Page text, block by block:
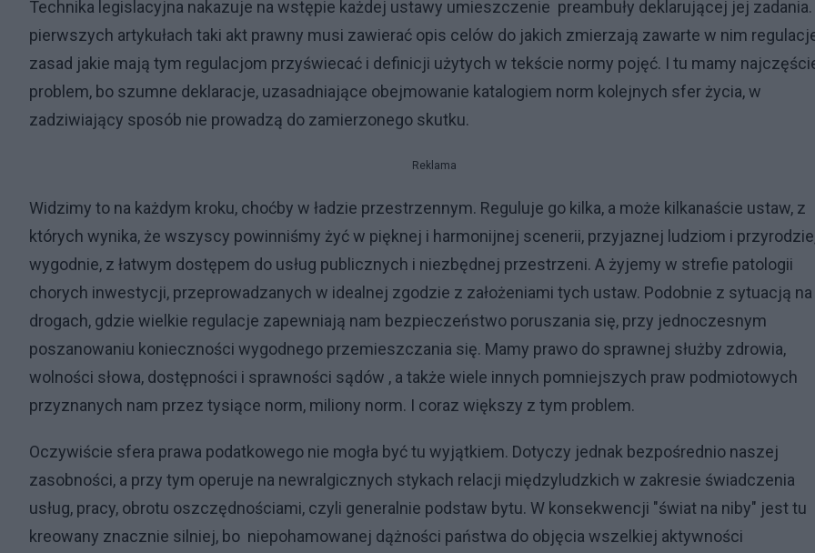
Technika legislacyjna nakazuje na wstępie każdej ustawy umieszczenie preambuły deklarującej jej zadania.
pierwszych artykułach taki akt prawny musi zawierać opis celów do jakich zmierzają zawarte w nim
zasad jakie mają tym regulacjom przyświecać i definicji użytych w tekście normy pojęć. I tu mamy
problem, bo szumne deklaracje, uzasadniające obejmowanie katalogiem norm kolejnych sfer życia, w
zadziwiający sposób nie prowadzą do zamierzonego skutku.
Reklama
Widzimy to na każdym kroku, choćby w ładzie przestrzennym. Reguluje go kilka, a może kilkanaście ustaw, z
których wynika, że wszyscy powinniśmy żyć w pięknej i harmonijnej scenerii, przyjaznej ludziom i
wygodnie, z łatwym dostępem do usług publicznych i niezbędnej przestrzeni. A żyjemy w strefie patologii
chorych inwestycji, przeprowadzanych w idealnej zgodzie z założeniami tych ustaw. Podobnie z sytuacją na
drogach, gdzie wielkie regulacje zapewniają nam bezpieczeństwo poruszania się, przy jednoczesnym
poszanowaniu konieczności wygodnego przemieszczania się. Mamy prawo do sprawnej służby zdrowia,
wolności słowa, dostępności i sprawności sądów , a także wiele innych pomniejszych praw podmiotowych
przyznanych nam przez tysiące norm, miliony norm. I coraz większy z tym problem.
Oczywiście sfera prawa podatkowego nie mogła być tu wyjątkiem. Dotyczy jednak bezpośrednio naszej
zasobności, a przy tym operuje na newralgicznych stykach relacji międzyludzkich w zakresie świadczenia
usług, pracy, obrotu oszczędnościami, czyli generalnie podstaw bytu. W konsekwencji "świat na niby" jest tu
kreowany znacznie silniej, bo niepohamowanej dążności państwa do objęcia wszelkiej aktywności